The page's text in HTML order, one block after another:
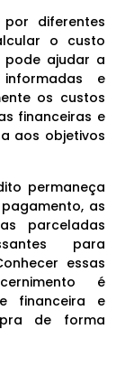
diferentes
o custo
ajudar a
e
os custos
financeiras e
aos objetivos
permaneça
as
parceladas
para
essas
é
financeira e
de forma